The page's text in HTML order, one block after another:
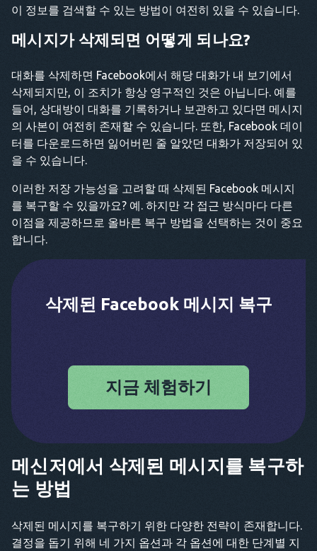
이 정보를 검색할 수 있는 방법이 여전히 있을 수 있습니다.
메시지가 삭제되면 어떻게 되나요?
대화를 삭제하면 Facebook에서 해당 대화가 내 보기에서
삭제되지만, 이 조치가 항상 영구적인 것은 아닙니다. 예를
들어, 상대방이 대화를 기록하거나 보관하고 있다면 메시지
의 사본이 여전히 존재할 수 있습니다. 또한, Facebook 데이
터를 다운로드하면 잃어버린 줄 알았던 대화가 저장되어 있
을 수 있습니다.
이러한 저장 가능성을 고려할 때 삭제된 Facebook 메시지
를 복구할 수 있을까요? 예. 하지만 각 접근 방식마다 다른
이점을 제공하므로 올바른 복구 방법을 선택하는 것이 중요
합니다.
삭제된 Facebook 메시지 복구
지금 체험하기
메신저에서 삭제된 메시지를 복구하
는 방법
삭제된 메시지를 복구하기 위한 다양한 전략이 존재합니다.
결정을 돕기 위해 네 가지 옵션과 각 옵션에 대한 단계별 지